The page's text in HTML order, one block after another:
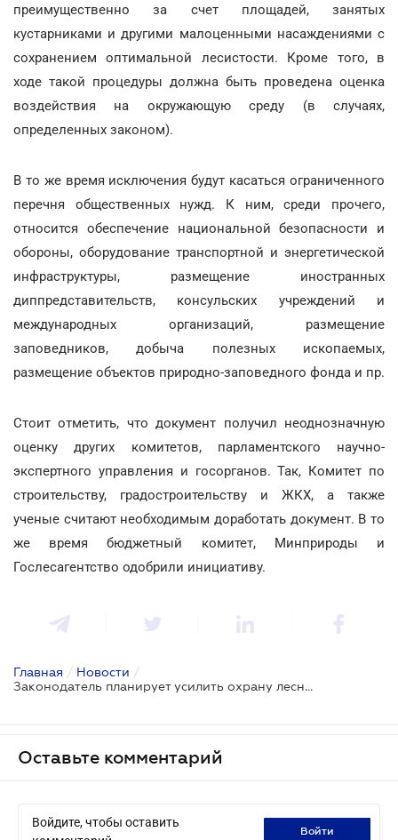
преимущественно за счет площадей, занятых
кустарниками и другими малоценными насаждениями с
сохранением оптимальной лесистости. Кроме того, в
ходе такой процедуры должна быть проведена оценка
воздействия на окружающую среду (в случаях,
определенных законом).
В то же время исключения будут касаться ограниченного
перечня общественных нужд. К ним, среди прочего,
относится обеспечение национальной безопасности и
обороны, оборудование транспортной и энергетической
инфраструктуры, размещение иностранных
диппредставительств, консульских учреждений и
международных организаций, размещение
заповедников, добыча полезных ископаемых,
размещение объектов природно-заповедного фонда и пр.
Стоит отметить, что документ получил неоднозначную
оценку других комитетов, парламентского научно-
экспертного управления и госорганов. Так, Комитет по
строительству, градостроительству и ЖКХ, а также
ученые считают необходимым доработать документ. В то
же время бюджетный комитет, Минприроды и
Гослесагентство одобрили инициативу.
Главная / Новости /
Законодатель планирует усилить охрану лесных ресурсов
Оставьте комментарий
Войдите, чтобы оставить
войти